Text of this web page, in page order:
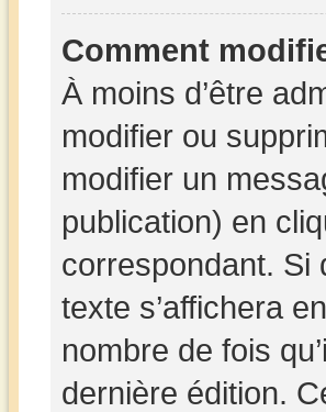
Comment
À moins d’être
modifier ou
modifier un
publication) en
correspondant. Si
texte s’affichera
nombre de fois
dernière édition.